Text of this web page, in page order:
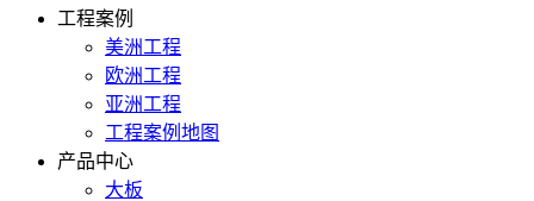
工程案例
美洲工程
欧洲工程
亚洲工程
工程案例地图
产品中心
大板